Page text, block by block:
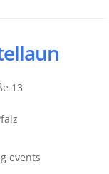
13
events